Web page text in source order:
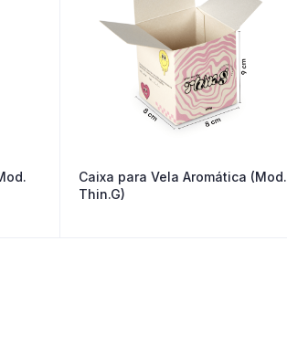
Caixa para Vela Aromática (Mod.
Thin.G)